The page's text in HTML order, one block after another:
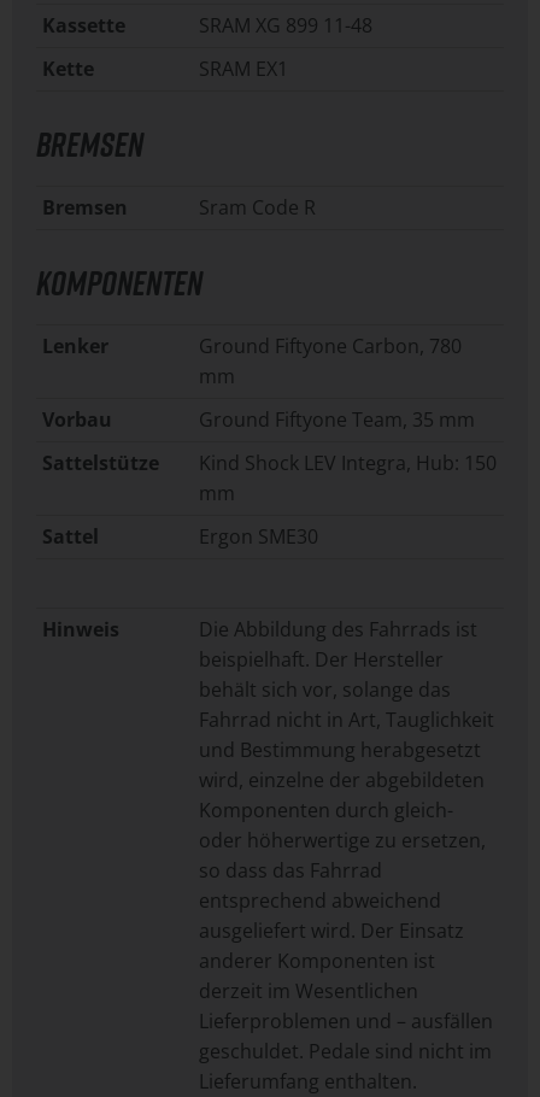
Kassette
SRAM XG 899 11-48
Kette
SRAM EX1
BREMSEN
Bremsen Sram Code R
KOMPONENTEN
Lenker
Ground Fiftyone Carbon, 780
mm
Vorbau
Ground Fiftyone Team, 35 mm
Sattelstütze
Kind Shock LEV Integra, Hub: 150
mm
Sattel
Ergon SME30
Hinweis
Die Abbildung des Fahrrads ist
beispielhaft. Der Hersteller
behält sich vor, solange das
Fahrrad nicht in Art, Tauglichkeit
und Bestimmung herabgesetzt
wird, einzelne der abgebildeten
Komponenten durch gleich-
oder höherwertige zu ersetzen,
so dass das Fahrrad
entsprechend abweichend
ausgeliefert wird. Der Einsatz
anderer Komponenten ist
derzeit im Wesentlichen
Lieferproblemen und – ausfällen
geschuldet. Pedale sind nicht im
Lieferumfang enthalten.